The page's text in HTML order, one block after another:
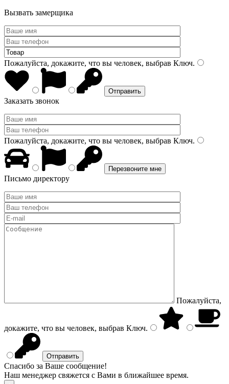
Вызвать замерщика
Пожалуйста, докажите, что вы человек, выбрав Ключ.
Заказать звонок
Пожалуйста, докажите, что вы человек, выбрав Ключ.
Письмо директору
Пожалуйста,
докажите, что вы человек, выбрав Ключ.
Спасибо за Ваше сообщение!
Наш менеджер свяжется с Вами в ближайшее время.